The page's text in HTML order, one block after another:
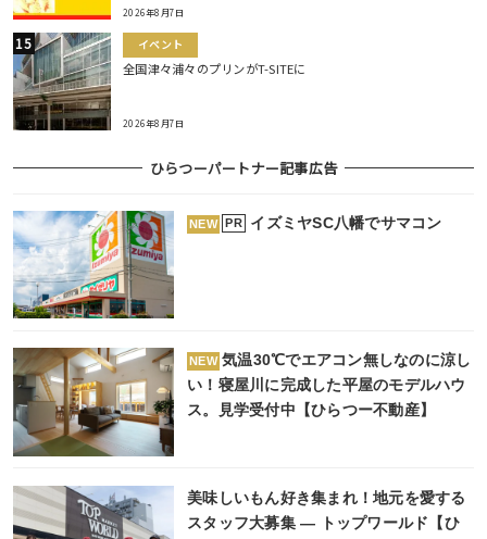
2026年8月7日
イベント
全国津々浦々のプリンがT-SITEに
2026年8月7日
ひらつーパートナー記事広告
NEW PR イズミヤSC八幡でサマコン
NEW 気温30℃でエアコン無しなのに涼し
い！寝屋川に完成した平屋のモデルハウ
ス。見学受付中【ひらつー不動産】
美味しいもん好き集まれ！地元を愛する
スタッフ大募集 ― トップワールド【ひ